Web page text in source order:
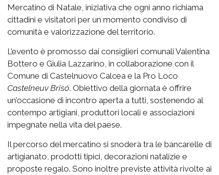
Mercatino di Natale, iniziativa che ogni anno richiama
cittadini e visitatori per un momento condiviso di
comunità e valorizzazione del territorio.
L’evento è promosso dai consiglieri comunali Valentina
Bottero e Giulia Lazzarino, in collaborazione con il
Comune di Castelnuovo Calcea e la Pro Loco
Castelneuv Brisó. Obiettivo della giornata è offrire
un’occasione di incontro aperta a tutti, sostenendo al
contempo artigiani, produttori locali e associazioni
impegnate nella vita del paese.
Il percorso del mercatino si snoderà tra le bancarelle di
artigianato, prodotti tipici, decorazioni natalizie e
proposte regalo. Sono inoltre previste attività rivolte ai